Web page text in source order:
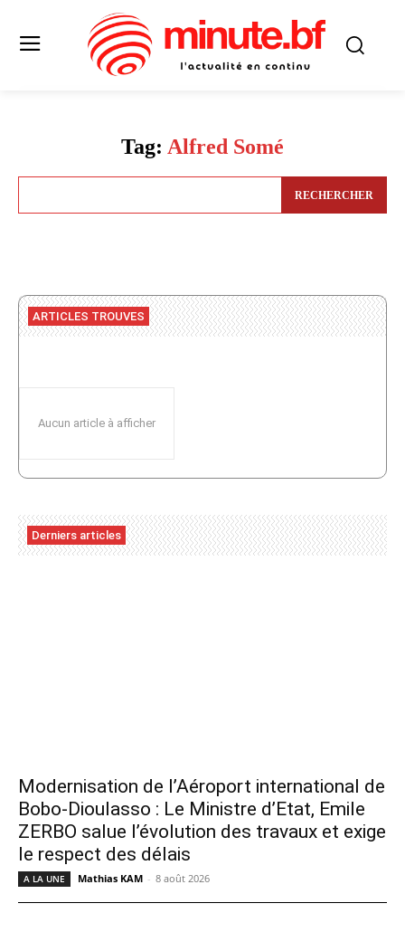
Tag: Alfred Somé
RECHERCHER
ARTICLES TROUVES
Aucun article à afficher
Derniers articles
Modernisation de l’Aéroport international de
Bobo-Dioulasso : Le Ministre d’Etat, Emile
ZERBO salue l’évolution des travaux et exige
le respect des délais
A LA UNE Mathias KAM - 8 août 2026